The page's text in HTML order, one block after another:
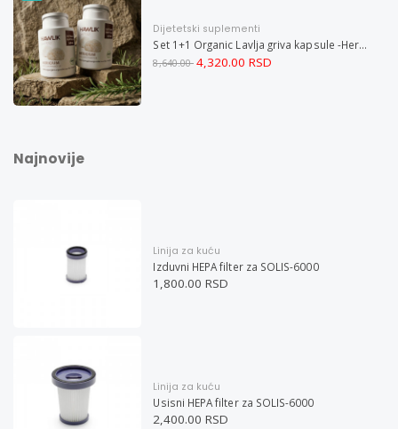
Dijetetski suplementi
Set 1+1 Organic Lavlja griva kapsule -Hericium ekstrakt 60
8,640.00 4,320.00 RSD
Najnovije
Linija za kuću
Izduvni HEPA filter za SOLIS-6000
1,800.00 RSD
Linija za kuću
Usisni HEPA filter za SOLIS-6000
2,400.00 RSD